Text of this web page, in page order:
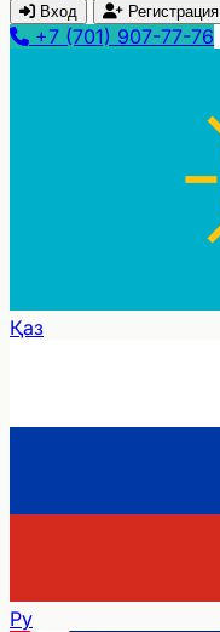
Вход Регистрация
+7 (701) 907-77-76
Қаз
Ру